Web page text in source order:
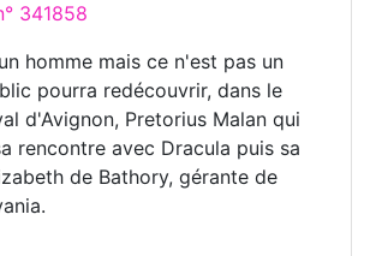
341858
homme mais ce n'est pas un
pourra redécouvrir, dans le
d'Avignon, Pretorius Malan qui
rencontre avec Dracula puis sa
de Bathory, gérante de